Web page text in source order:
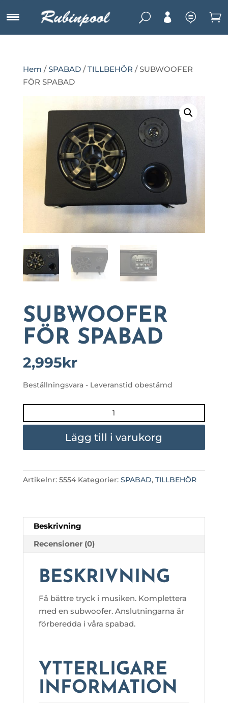
U   
Hem /SPABAD/TILLBEHÖR / SUBWOOFER
FÖR SPABAD
SUBWOOFER
FÖR SPABAD
2,995kr
Beställningsvara - Leveranstid obestämd
FÖR
mängd
Lägg till i varukorg
Artikelnr: 5554 Kategorier: SPABAD, TILLBEHÖR
Beskrivning
Recensioner (0)
BESKRIVNING
Få bättre tryck i musiken. Komplettera
med en subwoofer. Anslutningarna är
förberedda i våra spabad.
YTTERLIGARE
INFORMATION